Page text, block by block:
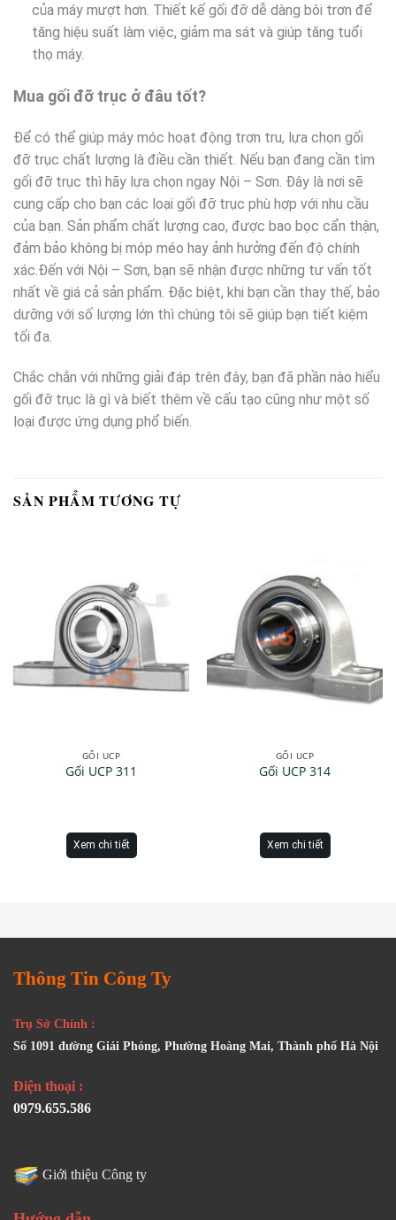
của máy mượt hơn. Thiết kế gối đỡ dễ dàng bôi trơn để
tăng hiệu suất làm việc, giảm ma sát và giúp tăng tuổi
thọ máy.
Mua gối đỡ trục ở đâu tốt?
Để có thể giúp máy móc hoạt động trơn tru, lựa chọn gối
đỡ trục chất lượng là điều cần thiết. Nếu bạn đang cần tìm
gối đỡ trục thì hãy lựa chọn ngay Nội – Sơn. Đây là nơi sẽ
cung cấp cho bạn các loại gối đỡ trục phù hợp với nhu cầu
của bạn. Sản phẩm chất lượng cao, được bao bọc cẩn thận,
đảm bảo không bị móp méo hay ảnh hưởng đến độ chính
xác.Đến với Nội – Sơn, bạn sẽ nhận được những tư vấn tốt
nhất về giá cả sản phẩm. Đặc biệt, khi bạn cần thay thế, bảo
dưỡng với số lượng lớn thì chúng tôi sẽ giúp bạn tiết kiệm
tối đa.
Chắc chắn với những giải đáp trên đây, bạn đã phần nào hiểu
gối đỡ trục là gì và biết thêm về cấu tạo cũng như một số
loại được ứng dụng phổ biến.
SẢN PHẨM TƯƠNG TỰ
GỐI UCP
Gối UCP 311
Xem chi tiết
GỐI UCP
Gối UCP 314
Xem chi tiết
Thông Tin Công Ty
Trụ Sở Chính :
Số 1091 đường Giải Phóng, Phường Hoàng Mai, Thành phố Hà Nội
Điện thoại :
0979.655.586
Giới thiệu Công ty